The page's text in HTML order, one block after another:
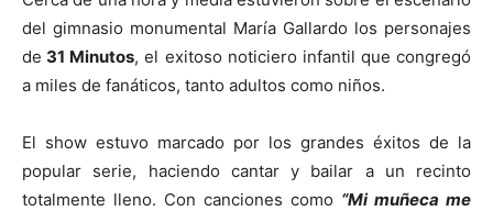
del gimnasio monumental María Gallardo los personajes
de 31 Minutos, el exitoso noticiero infantil que congregó
a miles de fanáticos, tanto adultos como niños.
El show estuvo marcado por los grandes éxitos de la
popular serie, haciendo cantar y bailar a un recinto
totalmente lleno. Con canciones como “Mi muñeca me